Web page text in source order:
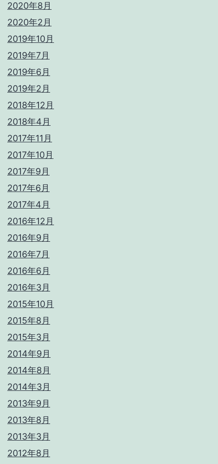
2020年8月
2020年2月
2019年10月
2019年7月
2019年6月
2019年2月
2018年12月
2018年4月
2017年11月
2017年10月
2017年9月
2017年6月
2017年4月
2016年12月
2016年9月
2016年7月
2016年6月
2016年3月
2015年10月
2015年8月
2015年3月
2014年9月
2014年8月
2014年3月
2013年9月
2013年8月
2013年3月
2012年8月